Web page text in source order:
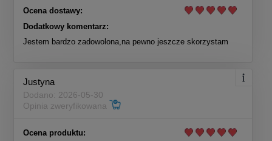
Ocena dostawy:
Dodatkowy komentarz:
Jestem bardzo zadowolona,na pewno jeszcze skorzystam
Justyna
Dodano: 2026-05-30
Opinia zweryfikowana
Ocena produktu: